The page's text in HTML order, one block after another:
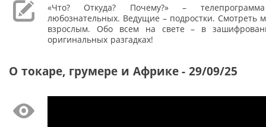
«Что? Откуда? Почему?» –
любознательных. Ведущие – подростки. Смотреть
взрослым. Обо всем на свете – в
оригинальных разгадках!
О токаре, грумере и Африке - 29/09/25